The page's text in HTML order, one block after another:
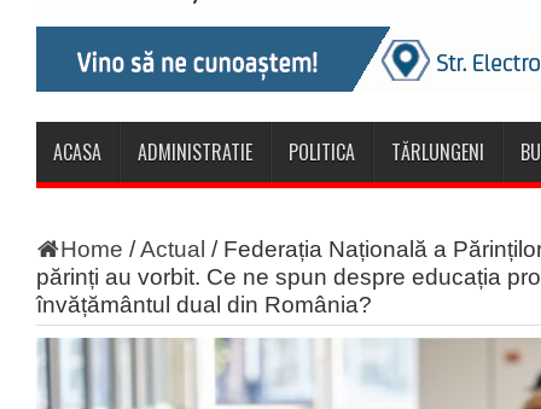
ACASA ADMINISTRATIE POLITICA TĂRLUNGENI
Home /Actual / Federația Națională a
părinți au vorbit. Ce ne spun despre educația
învățământul dual din România?